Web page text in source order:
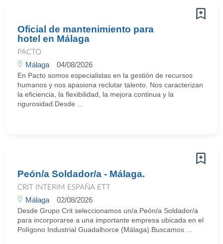
Oficial de mantenimiento para
hotel en Málaga
PACTO
Málaga 04/08/2026
En Pacto somos especialistas en la gestión de recursos
humanos y nos apasiona reclutar talento. Nos caracterizan
la eficiencia, la flexibilidad, la mejora continua y la
rigurosidad.Desde ...
Peón/a Soldador/a - Málaga.
CRIT INTERIM ESPAÑA ETT
Málaga 02/08/2026
Desde Grupo Crit seleccionamos un/a Peón/a Soldador/a
para incorporarse a una importante empresa ubicada en el
Polígono Industrial Guadalhorce (Málaga).Buscamos ...